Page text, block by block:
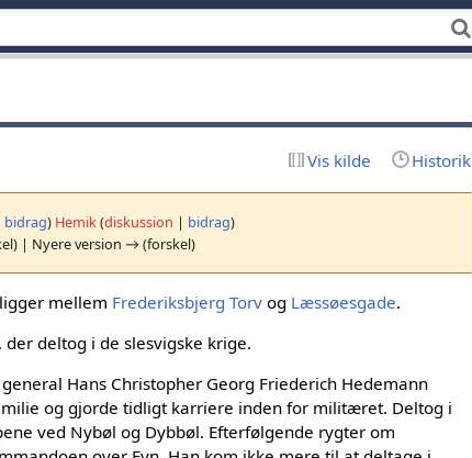
Vis kilde Historik
bidrag) Hemik(diskussion | bidrag)
| Nyere version → (forskel)
mellem Frederiksbjerg Torv og Læssøesgade.
deltog i de slesvigske krige.
Hans Christopher Georg Friederich Hedemann
og gjorde tidligt karriere inden for militæret. Deltog i
ved Nybøl og Dybbøl. Efterfølgende rygter om